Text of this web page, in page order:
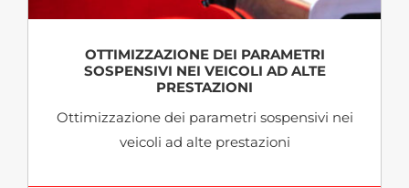
OTTIMIZZAZIONE DEI PARAMETRI
SOSPENSIVI NEI VEICOLI AD ALTE
PRESTAZIONI
Ottimizzazione dei parametri sospensivi nei
veicoli ad alte prestazioni